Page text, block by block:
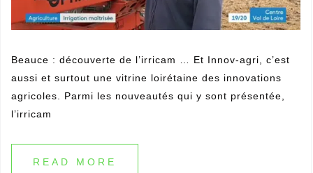
Beauce : découverte de l’irricam … Et Innov-agri, c’est
aussi et surtout une vitrine loirétaine des innovations
agricoles. Parmi les nouveautés qui y sont présentée,
l’irricam
READ MORE